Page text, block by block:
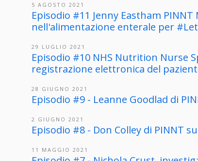
5 AGOSTO 2021
Episodio #11 Jenny Eastham
nell'alimentazione enterale per
29 LUGLIO 2021
Episodio #10 NHS Nutrition Nurse
registrazione elettronica del
28 GIUGNO 2021
Episodio #9 - Leanne Goodlad di
2 GIUGNO 2021
Episodio #8 - Don Colley di PINNT
11 MAGGIO 2021